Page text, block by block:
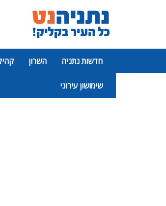
חדשות נתניה השרון
שימושון עירוני